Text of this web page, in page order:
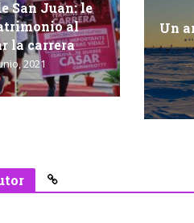
San Juan: le
al
la carrera
2021
Un